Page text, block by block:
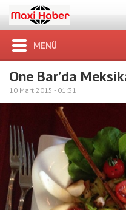
MENÜ
One Bar’da
10 Mart 2015 - 01:31